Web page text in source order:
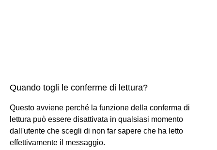
Quando togli le conferme di lettura?
Questo avviene perché la funzione della conferma di
lettura può essere disattivata in qualsiasi momento
dall'utente che scegli di non far sapere che ha letto
effettivamente il messaggio.